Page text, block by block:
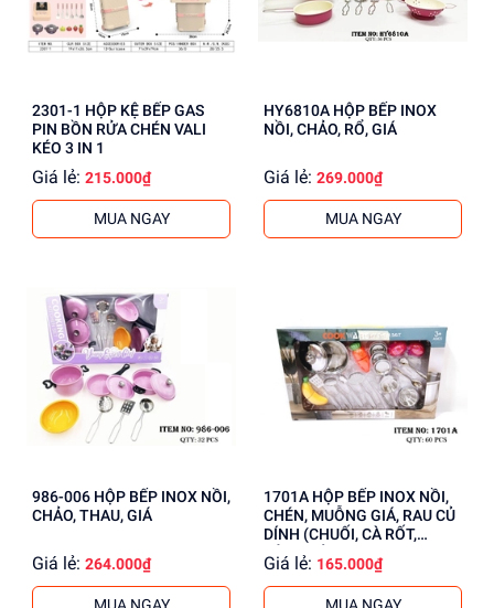
2301-1 HỘP KỆ BẾP GAS
PIN BỒN RỬA CHÉN VALI
KÉO 3 IN 1
Giá lẻ: 215.000₫
MUA NGAY
HY6810A HỘP BẾP INOX
NỒI, CHẢO, RỔ, GIÁ
Giá lẻ: 269.000₫
MUA NGAY
986-006 HỘP BẾP INOX NỒI,
CHẢO, THAU, GIÁ
Giá lẻ: 264.000₫
1701A HỘP BẾP INOX NỒI,
CHÉN, MUỖNG GIÁ, RAU CỦ
DÍNH (CHUỐI, CÀ RỐT,
HÀNH TÍM)
Giá lẻ: 165.000₫